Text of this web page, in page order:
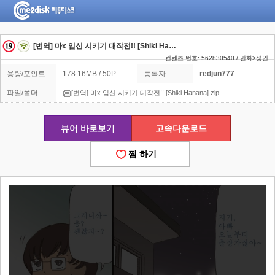
[번역] 마x 임신 시키기 대작전!! [Shiki Hanana]
컨텐츠 번호: 562830540 / 만화>성인
용량/포인트 178.16MB / 50P 등록자 redjun777
파일/폴더 [번역] 마x 임신 시키기 대작전!! [Shiki Hanana].zip
뷰어 바로보기 고속다운로드
찜 하기